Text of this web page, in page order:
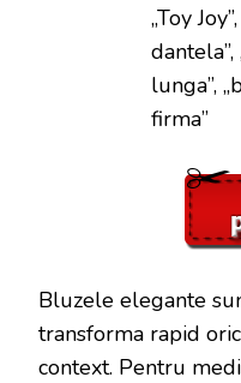
„Toy
lunga”,
firma”
Bluzele elegante
transforma rapid
context. Pentru